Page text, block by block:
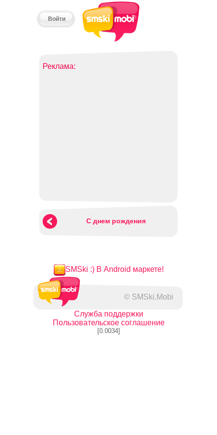
Войти
Реклама:
C днем рождения
SMSki :) В Android маркете!
© SMSki.Mobi
Служба поддержки
Пользовательское соглашение
[0.0034]